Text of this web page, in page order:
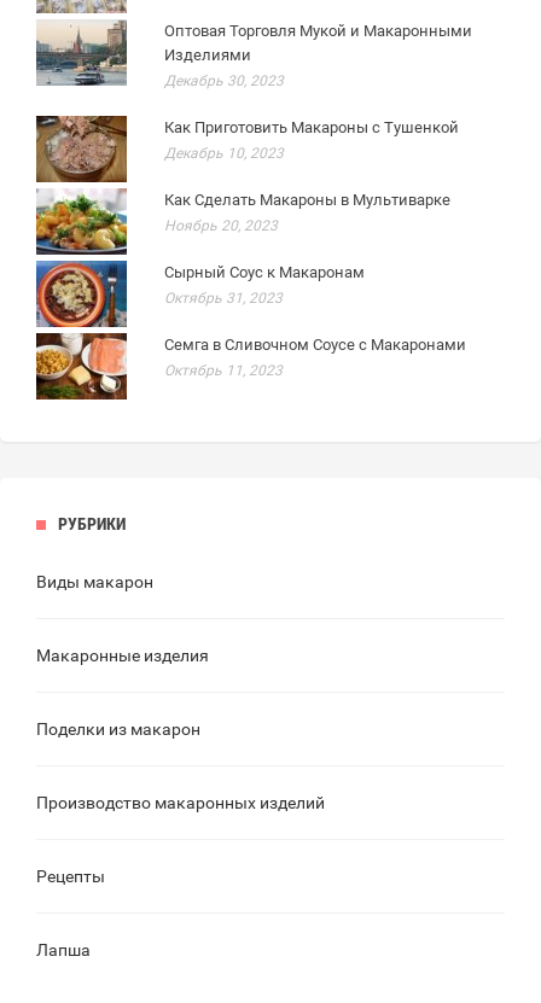
Оптовая Торговля Мукой и Макаронными
Изделиями
Декабрь 30, 2023
Как Приготовить Макароны с Тушенкой
Декабрь 10, 2023
Как Сделать Макароны в Мультиварке
Ноябрь 20, 2023
Сырный Соус к Макаронам
Октябрь 31, 2023
Семга в Сливочном Соусе с Макаронами
Октябрь 11, 2023
РУБРИКИ
Виды макарон
Макаронные изделия
Поделки из макарон
Производство макаронных изделий
Рецепты
Лапша